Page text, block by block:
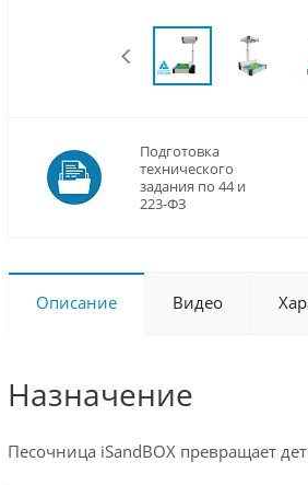
Подготовка
технического
задания по 44 и
223-ФЗ
Описание Видео
Назначение
Песочница iSandBOX превращает